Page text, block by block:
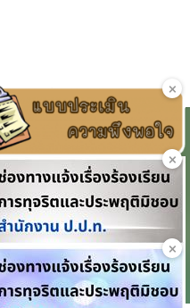
ติดต่อเรา ×
×
×